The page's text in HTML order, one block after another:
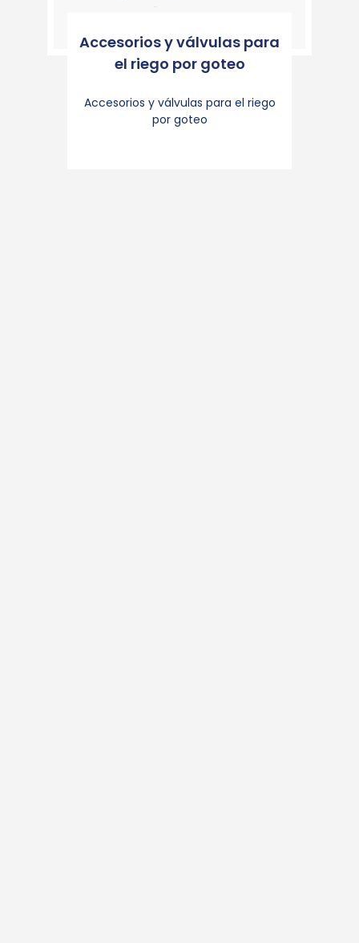
Accesorios y válvulas para
el riego por goteo
Accesorios y válvulas para el riego
por goteo